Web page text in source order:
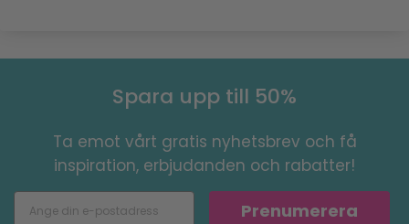
Spara upp till 50%
Ta emot vårt gratis nyhetsbrev och få
inspiration, erbjudanden och rabatter!
Prenumerera